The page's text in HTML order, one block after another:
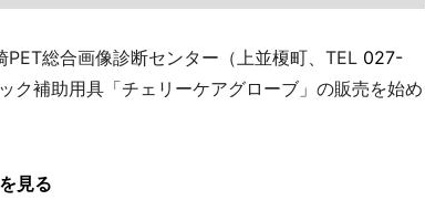
総合画像診断センター（上並榎町、TEL 027-
ク補助用具「チェリーケアグローブ」の販売を始め
見る